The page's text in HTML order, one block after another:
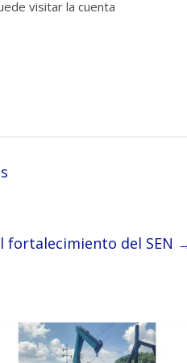
visitar la cuenta
fortalecimiento del SEN